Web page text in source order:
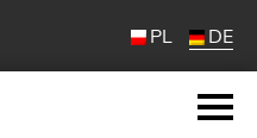
PL DE